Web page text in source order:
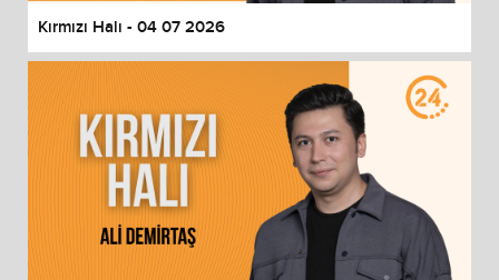
Kırmızı Halı - 04 07 2026